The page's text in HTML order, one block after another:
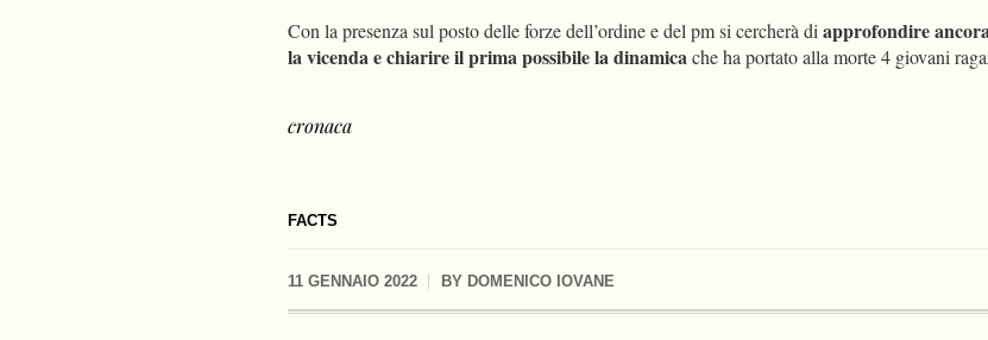
FACTS
11 GENNAIO 2022 BY DOMENICO IOVANE
Con la presenza sul posto delle forze dell’ordine e del pm si cercherà di approfondire
la vicenda e chiarire il prima possibile la dinamicache ha portato alla morte 4 giovani
cronaca